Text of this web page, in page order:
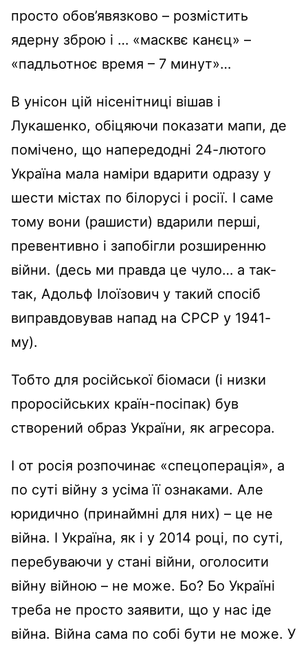
просто обов’явязково – розмістить
ядерну зброю і … «масквє канєц» –
«падльотноє время – 7 минут»…
В унісон цій нісенітниці вішав і
Лукашенко, обіцяючи показати мапи, де
помічено, що напередодні 24-лютого
Україна мала наміри вдарити одразу у
шести містах по білорусі і росії. І саме
тому вони (рашисти) вдарили перші,
превентивно і запобігли розширенню
війни. (десь ми правда це чуло… а так-
так, Адольф Ілоїзович у такий спосіб
виправдовував напад на СРСР у 1941-
му).
Тобто для російської біомаси (і низки
проросійських країн-посіпак) був
створений образ України, як агресора.
І от росія розпочинає «спецоперація», а
по суті війну з усіма її ознаками. Але
юридично (принаймні для них) – це не
війна. І Україна, як і у 2014 році, по суті,
перебуваючи у стані війни, оголосити
війну війною – не може. Бо? Бо Україні
треба не просто заявити, що у нас іде
війна. Війна сама по собі бути не може. У